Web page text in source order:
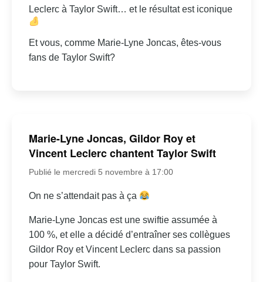
Leclerc à Taylor Swift… et le résultat est iconique
Et vous, comme Marie-Lyne Joncas, êtes-vous
fans de Taylor Swift?
Marie-Lyne Joncas, Gildor Roy et
Vincent Leclerc chantent Taylor Swift
Publié le mercredi 5 novembre à 17:00
On ne s’attendait pas à ça
Marie-Lyne Joncas est une swiftie assumée à
100 %, et elle a décidé d’entraîner ses collègues
Gildor Roy et Vincent Leclerc dans sa passion
pour Taylor Swift.